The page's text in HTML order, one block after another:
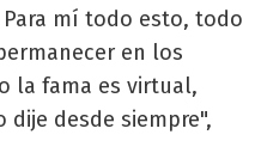
mí todo esto, todo
en los
la fama es virtual,
desde siempre",